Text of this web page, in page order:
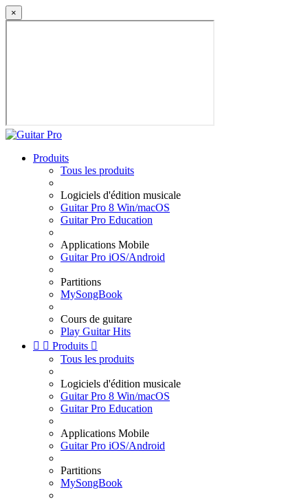
×
Produits
Tous les produits
Logiciels d'édition musicale
Guitar Pro 8 Win/macOS
Guitar Pro Education
Applications Mobile
Guitar Pro iOS/Android
Partitions
MySongBook
Cours de guitare
Play Guitar Hits
  Produits 
Tous les produits
Logiciels d'édition musicale
Guitar Pro 8 Win/macOS
Guitar Pro Education
Applications Mobile
Guitar Pro iOS/Android
Partitions
MySongBook